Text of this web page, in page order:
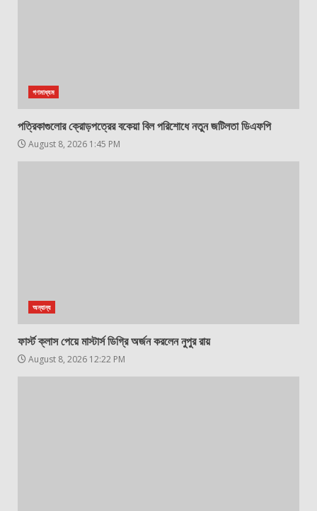
গণমাধ্যম
পত্রিকাগুলোর ক্রোড়পত্রের বকেয়া বিল পরিশোধে নতুন জটিলতা ডিএফপি
August 8, 2026 1:45 PM
অন্যান্য
ফার্স্ট ক্লাস পেয়ে মাস্টার্স ডিগ্রি অর্জন করলেন নুপুর রায়
August 8, 2026 12:22 PM